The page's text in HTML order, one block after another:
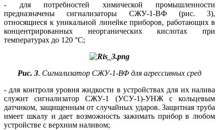
- для потребностей химической промышленности
предназначены сигнализаторы СЖУ-1-ВФ (рис. 3),
относящиеся к уникальной линейке приборов, работающих в
концентрированных неорганических кислотах при
температурах до 120 °C;
Рис. 3. Сигнализатор СЖУ‑1‑ВФ для агрессивных сред
- для контроля уровня жидкости в устройствах для их налива
служит сигнализатор СЖУ-1 (УСУ-1)-УНЖ с кольцевым
датчиком, защищенным от случайных ударов. Защитная труба
имеет шкалу и дает возможность зажимать прибор в любом
устройстве с верхним наливом;